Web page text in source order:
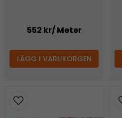
552 kr/ Meter
LÄGG I VARUKORGEN